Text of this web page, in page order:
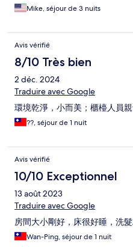
Mike, séjour de 3 nuits
Avis vérifié
8/10 Très bien
2 déc. 2024
Traduire avec Google
環境乾淨，小而美；櫃檯人員親
??, séjour de 1 nuit
Avis vérifié
10/10 Exceptionnel
13 août 2023
Traduire avec Google
房間大小剛好，床很好睡，洗
Wan-Ping, séjour de 1 nuit